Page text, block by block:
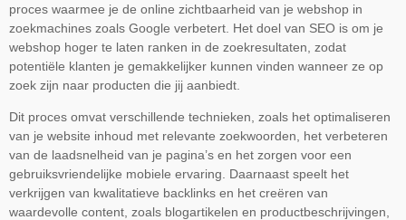
proces waarmee je de online zichtbaarheid van je webshop in
zoekmachines zoals Google verbetert. Het doel van SEO is om je
webshop hoger te laten ranken in de zoekresultaten, zodat
potentiële klanten je gemakkelijker kunnen vinden wanneer ze op
zoek zijn naar producten die jij aanbiedt.
Dit proces omvat verschillende technieken, zoals het optimaliseren
van je website inhoud met relevante zoekwoorden, het verbeteren
van de laadsnelheid van je pagina’s en het zorgen voor een
gebruiksvriendelijke mobiele ervaring. Daarnaast speelt het
verkrijgen van kwalitatieve backlinks en het creëren van
waardevolle content, zoals blogartikelen en productbeschrijvingen,